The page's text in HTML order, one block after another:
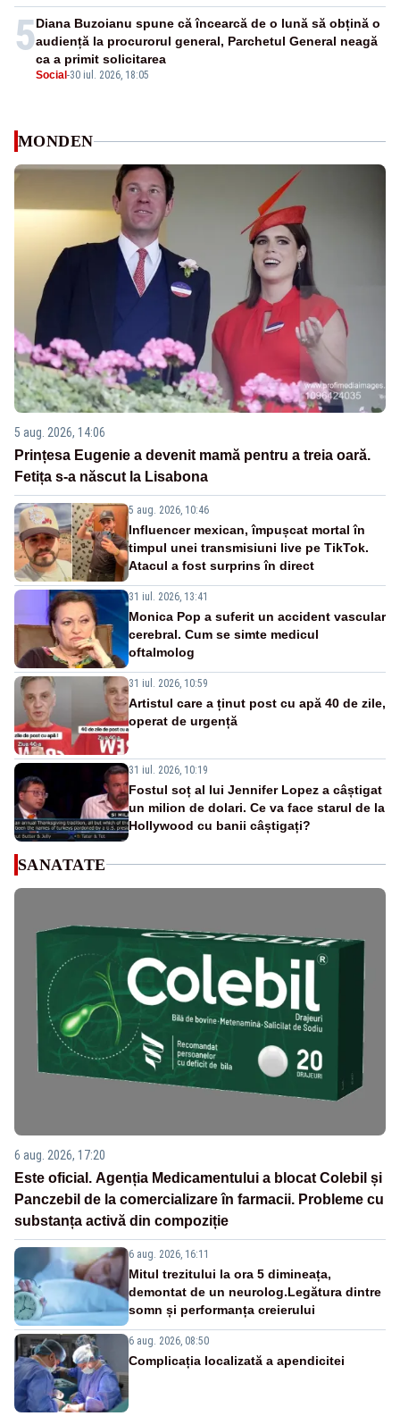
5
Social -30 iul. 2026, 18:05
Diana Buzoianu spune că încearcă de o lună să obțină o
audiență la procurorul general, Parchetul General neagă
ca a primit solicitarea
MONDEN
5 aug. 2026, 14:06
Prințesa Eugenie a devenit mamă pentru a treia oară.
Fetița s-a născut la Lisabona
5 aug. 2026, 10:46
Influencer mexican, împușcat mortal în
timpul unei transmisiuni live pe TikTok.
Atacul a fost surprins în direct
31 iul. 2026, 13:41
Monica Pop a suferit un accident vascular
cerebral. Cum se simte medicul
oftalmolog
31 iul. 2026, 10:59
Artistul care a ținut post cu apă 40 de zile,
operat de urgență
31 iul. 2026, 10:19
Fostul soț al lui Jennifer Lopez a câștigat
un milion de dolari. Ce va face starul de la
Hollywood cu banii câștigați?
SANATATE
6 aug. 2026, 17:20
Este oficial. Agenția Medicamentului a blocat Colebil și
Panczebil de la comercializare în farmacii. Probleme cu
substanța activă din compoziție
6 aug. 2026, 16:11
Mitul trezitului la ora 5 dimineața,
demontat de un neurolog.Legătura dintre
somn și performanța creierului
6 aug. 2026, 08:50
Complicația localizată a apendicitei